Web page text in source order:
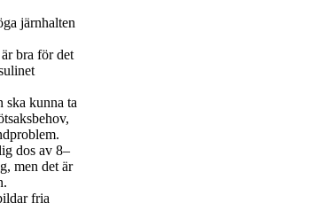
järnhalten
bra för det
ska kunna ta
dos av 8–
men det är
fria